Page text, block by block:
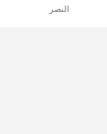
النصر